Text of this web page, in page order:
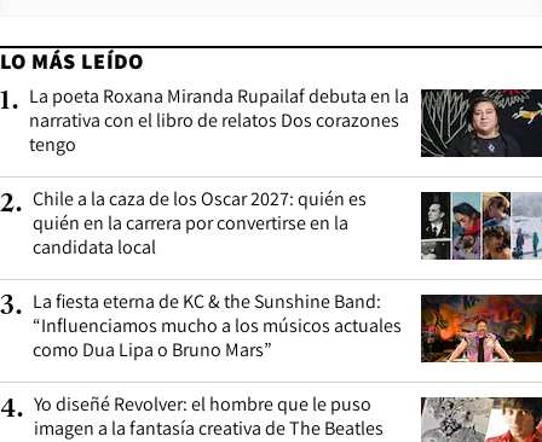
LO MÁS LEÍDO
1. La poeta Roxana Miranda Rupailaf debuta en la
narrativa con el libro de relatos Dos corazones
tengo
2. Chile a la caza de los Oscar 2027: quién es
quién en la carrera por convertirse en la
candidata local
3. La fiesta eterna de KC & the Sunshine Band:
“Influenciamos mucho a los músicos actuales
como Dua Lipa o Bruno Mars”
4. Yo diseñé Revolver: el hombre que le puso
imagen a la fantasía creativa de The Beatles